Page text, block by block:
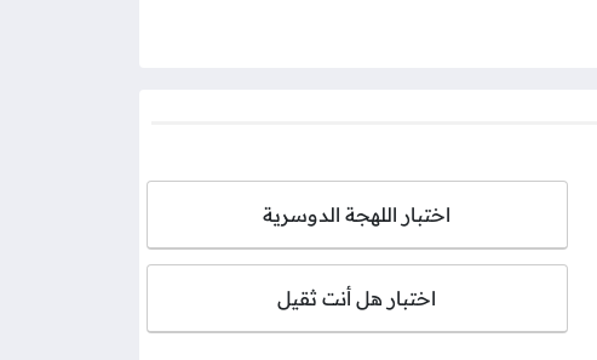
اختبار اللهجة الدوسرية
اختبار هل أنت ثقيل